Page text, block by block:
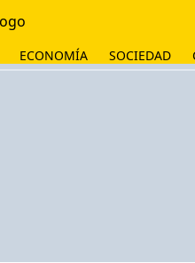
ECONOMÍA SOCIEDAD